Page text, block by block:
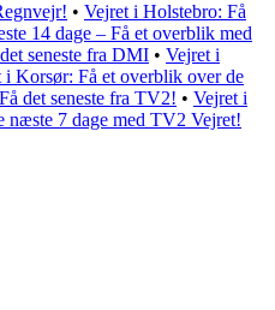
• Vejret i Holstebro: Få
14 dage – Få et overblik med
seneste fra DMI • Vejret i
i Korsør: Få et overblik over de
det seneste fra TV2! • Vejret i
næste 7 dage med TV2 Vejret!